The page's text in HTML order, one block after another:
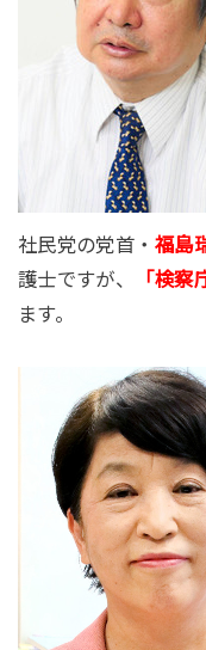
社民党の党首・ 福島
護士ですが、
「検察
ます。